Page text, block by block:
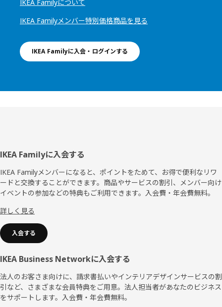
IKEA Familyについて
IKEA Familyメンバー特別価格商品を見る
IKEA Familyに入会・ログインする
フ
ッ
タ
IKEA Familyに入会する
IKEA Familyメンバーになると、ポイントをためて、お得で便利なリワ
ードと交換することができます。商品やサービスの割引、メンバー向け
イベントの参加などの特典もご利用できます。入会費・年会費無料。
詳しく見る
入会する
IKEA Business Networkに入会する
法人のお客さま向けに、請求書払いやインテリアデザインサービスの割
引など、さまざまな会員特典をご用意。法人担当者があなたのビジネス
をサポートします。入会費・年会費無料。